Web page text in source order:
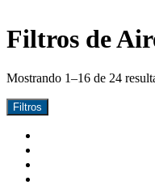
Filtros de
Mostrando 1–16 de 24
Filtros